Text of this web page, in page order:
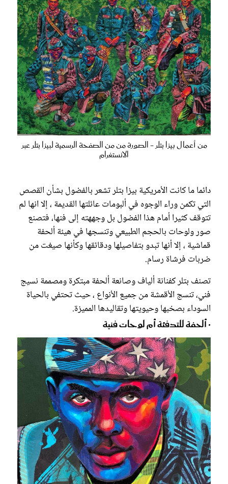
من أعمال بيزا بتلر - الصورة من من الصفحة الرسمية لبيزا بتلر عبر
الانستغرام
دائما ما كانت الأمريكية بيزا بتلر تشعر بالفضول بشأن القصص
التي تكمن وراء الوجوه في ألبومات عائلتها القديمة ، إلا انها لم
تتوقف كثيرا أمام هذا الفضول بل وجههته إلى فنها، فتصنع
صور ولوحات بالحجم الطبيعي وتنسجها في هيئة ألحفة
قماشية ، إلا أنها تبدو بتفاصيلها ودقائقها وكأنها صيغت من
ضربات فرشاة رسام.
تصنف بتلر كفنانة ألياف وصانعة ألحفة مبتكرة ومصممة نسيج
فني، تنسج الأقمشة من جميع الأنواع ، حيث تحتفي بالحياة
السوداء بصخبها وحيويتها وتقاليدها المميزة.
• ألحفة للتدفئة أم لوحات فنية